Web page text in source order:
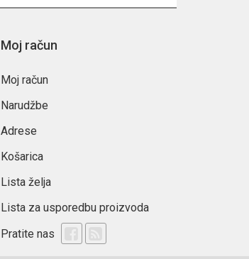
Moj račun
Moj račun
Narudžbe
Adrese
Košarica
Lista želja
Lista za usporedbu proizvoda
Pratite nas